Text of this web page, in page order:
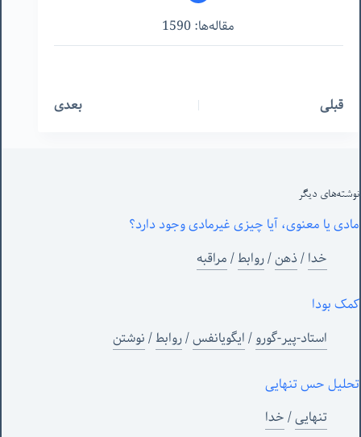
مقاله‌ها: 1590
قبلی بعدی
نوشته‌های‌ دیگر
مادی یا معنوی، آیا چیزی غیرمادی وجود دارد؟
خدا/ذهن/روابط/مراقبه
کمک بودا
استاد-پیر-گورو/ایگویانفس/روابط/نوشتن
تحلیل حس تنهایی
تنهایی/خدا